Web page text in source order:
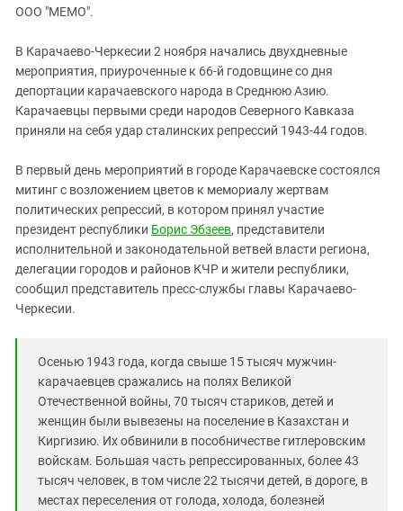
ИНАКОМЫСЛИЕ В ЧЕЧНЕ
ПРЕСЛЕДОВАНИЕ АКТИВИСТОВ
МОБИЛИЗАЦИЯ И ПРОТЕСТЫ
Дагестан
Кабардино-Балкария
Калмыкия
Карачаево-Черкесия
Российская Федерация
Ростовская область
Северная Осетия - Алания
СКФО
Южная Осетия
Южный Кавказ
ЮФО
ООО "МЕМО".
В Карачаево-Черкесии 2 ноября начались двухдневные
мероприятия, приуроченные к 66-й годовщине со дня
депортации карачаевского народа в Среднюю Азию.
Карачаевцы первыми среди народов Северного Кавказа
приняли на себя удар сталинских репрессий 1943-44 годов.
В первый день мероприятий в городе Карачаевске состоялся
митинг с возложением цветов к мемориалу жертвам
политических репрессий, в котором принял участие
президент республики Борис Эбзеев, представители
исполнительной и законодательной ветвей власти региона,
делегации городов и районов КЧР и жители республики,
сообщил представитель пресс-службы главы Карачаево-
Черкесии.
Осенью 1943 года, когда свыше 15 тысяч мужчин-
карачаевцев сражались на полях Великой
Отечественной войны, 70 тысяч стариков, детей и
женщин были вывезены на поселение в Казахстан и
Киргизию. Их обвинили в пособничестве гитлеровским
войскам. Большая часть репрессированных, более 43
тысяч человек, в том числе 22 тысячи детей, в дороге, в
местах переселения от голода, холода, болезней